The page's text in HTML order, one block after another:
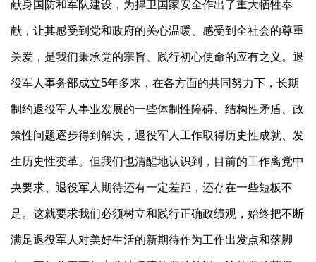
献身国防和军队建设，为捍卫国家安全作出了重大牺牲奉
献，让其感受到党和政府的关心温暖、感受到全社会的尊重
关爱，是我们秉承党的宗旨、践行初心使命的应有之义。退
役军人事务部成立5年多来，在各方面的共同努力下，长期
制约退役军人事业发展的一些体制性障碍、结构性矛盾、政
策性问题逐步得到解决，退役军人工作取得历史性成就、发
生历史性变革。但我们也清醒地认识到，目前的工作离党中
央要求、退役军人期待还有一定差距，还存在一些短板不
足。这就要求我们必须树立和践行正确政绩观，始终把不断
满足退役军人对美好生活的新期待作为工作出发点和落脚